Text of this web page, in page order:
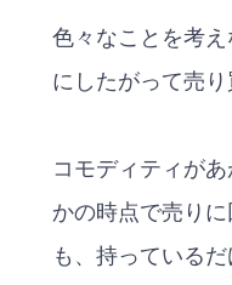
色々なことを考
にしたがって売り
コモディティが
かの時点で売り
も、持っている